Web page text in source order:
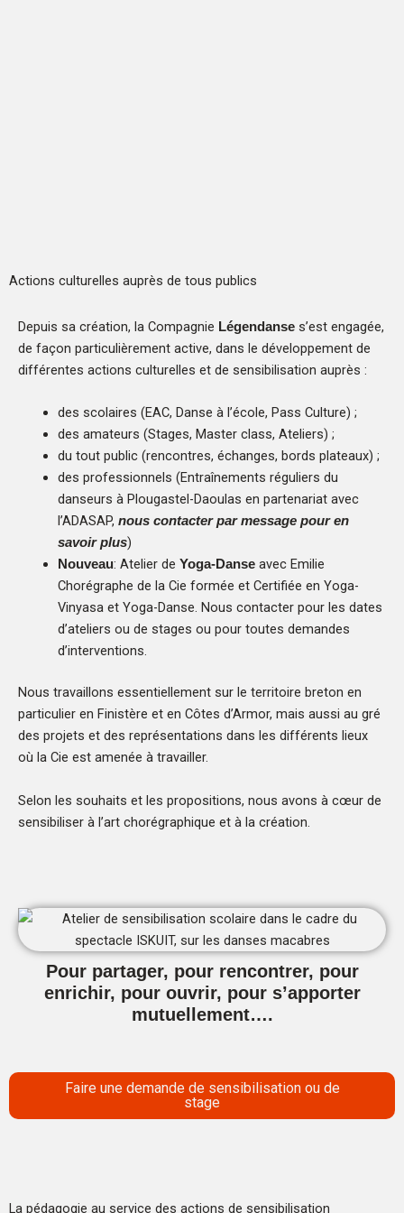
Actions culturelles auprès de tous publics
Depuis sa création, la Compagnie Légendanse s’est engagée,
de façon particulièrement active, dans le développement de
différentes actions culturelles et de sensibilisation auprès :
des scolaires (EAC, Danse à l’école, Pass Culture) ;
des amateurs (Stages, Master class, Ateliers) ;
du tout public (rencontres, échanges, bords plateaux) ;
des professionnels (Entraînements réguliers du
danseurs à Plougastel-Daoulas en partenariat avec
l’ADASAP, nous contacter par message pour en
savoir plus)
Nouveau: Atelier de Yoga-Danseavec Emilie
Chorégraphe de la Cie formée et Certifiée en Yoga-
Vinyasa et Yoga-Danse. Nous contacter pour les dates
d’ateliers ou de stages ou pour toutes demandes
d’interventions.
Nous travaillons essentiellement sur le territoire breton en
particulier en Finistère et en Côtes d’Armor, mais aussi au gré
des projets et des représentations dans les différents lieux
où la Cie est amenée à travailler.
Selon les souhaits et les propositions, nous avons à cœur de
sensibiliser à l’art chorégraphique et à la création.
Pour partager, pour rencontrer, pour
enrichir, pour ouvrir, pour s’apporter
mutuellement….
Faire une demande de sensibilisation ou de
stage
La pédagogie au service des actions de sensibilisation